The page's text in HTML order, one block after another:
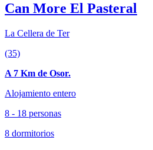
Can More El Pasteral
La Cellera de Ter
(35)
A 7 Km de Osor.
Alojamiento entero
8 - 18 personas
8 dormitorios